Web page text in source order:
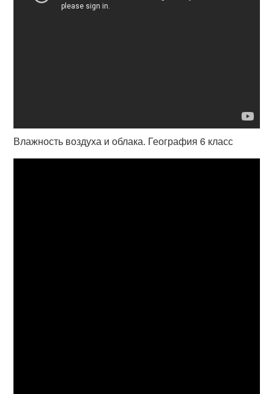
Влажность воздуха и облака. География 6 класс